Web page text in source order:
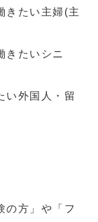
きたい主婦(主
きたいシニ
い外国人・留
の方」や「フ